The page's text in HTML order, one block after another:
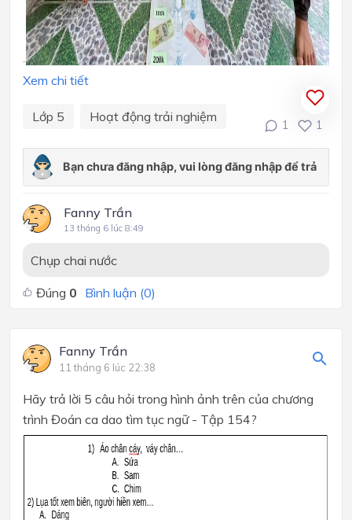
Xem chi tiết
Lớp 5 Hoạt động trải nghiệm
1 1
Fanny Trần
13 tháng 6 lúc 8:49
Chụp chai nước
Đúng 0 Bình luận (0)
Fanny Trần
11 tháng 6 lúc 22:38
Hãy trả lời 5 câu hỏi trong hình ảnh trên của chương
trình Đoán ca dao tìm tục ngữ - Tập 154?